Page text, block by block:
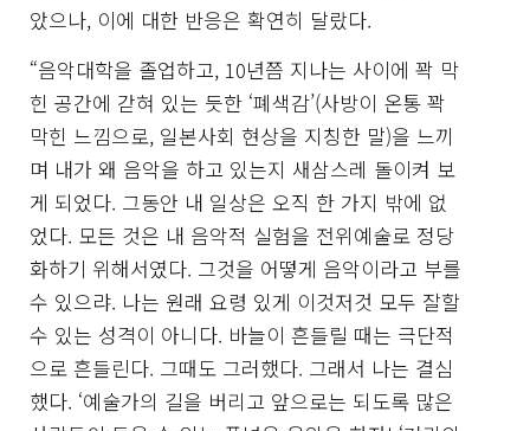
았으나, 이에 대한 반응은 확연히 달랐다.
“음악대학을 졸업하고, 10년쯤 지나는 사이에 꽉 막
힌 공간에 갇혀 있는 듯한 ‘폐색감’(사방이 온통 꽉
막힌 느낌으로, 일본사회 현상을 지칭한 말)을 느끼
며 내가 왜 음악을 하고 있는지 새삼스레 돌이켜 보
게 되었다. 그동안 내 일상은 오직 한 가지 밖에 없
었다. 모든 것은 내 음악적 실험을 전위예술로 정당
화하기 위해서였다. 그것을 어떻게 음악이라고 부를
수 있으랴. 나는 원래 요령 있게 이것저것 모두 잘할
수 있는 성격이 아니다. 바늘이 흔들릴 때는 극단적
으로 흔들린다. 그때도 그러했다. 그래서 나는 결심
했다. ‘예술가의 길을 버리고 앞으로는 되도록 많은